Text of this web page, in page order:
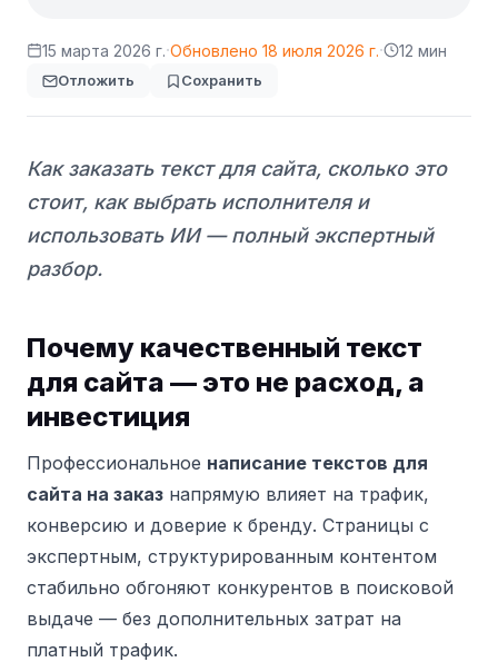
15 марта 2026 г.·Обновлено 18 июля 2026 г.· 12 мин
Отложить Сохранить
Как заказать текст для сайта, сколько это
стоит, как выбрать исполнителя и
использовать ИИ — полный экспертный
разбор.
Почему качественный текст
для сайта — это не расход, а
инвестиция
Профессиональное написание текстов для
сайта на заказ напрямую влияет на трафик,
конверсию и доверие к бренду. Страницы с
экспертным, структурированным контентом
стабильно обгоняют конкурентов в поисковой
выдаче — без дополнительных затрат на
платный трафик.